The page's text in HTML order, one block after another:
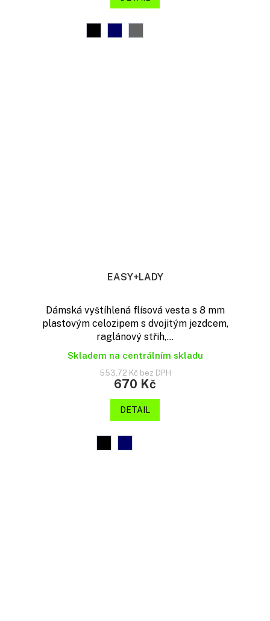
EASY+LADY
Dámská vyštíhlená flísová vesta s 8 mm
plastovým celozipem s dvojitým jezdcem,
raglánový střih,...
Skladem na centrálním skladu
553,72 Kč bez DPH
670 Kč
DETAIL